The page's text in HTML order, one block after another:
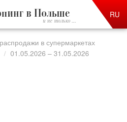
в Польше
и не только ...
RU
в супермаркетах
01.05.2026 – 31.05.2026